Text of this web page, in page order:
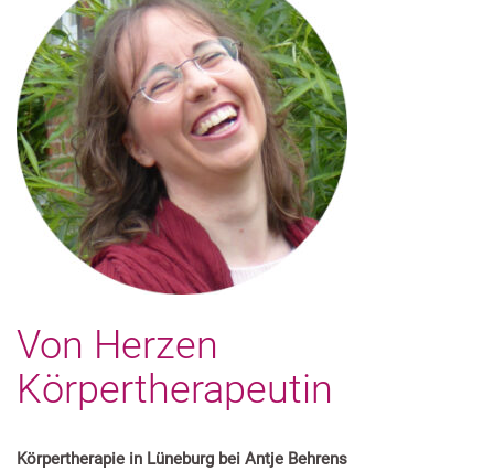
Von Herzen
Körpertherapeutin
Körpertherapie in Lüneburg bei Antje Behrens